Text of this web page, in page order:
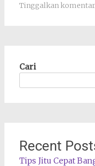
Tinggalkan komentar
Cari
Recent
Tips Jitu Cepat